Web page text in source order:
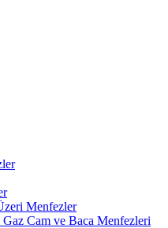
Menfezler
Cam ve Baca Menfezleri